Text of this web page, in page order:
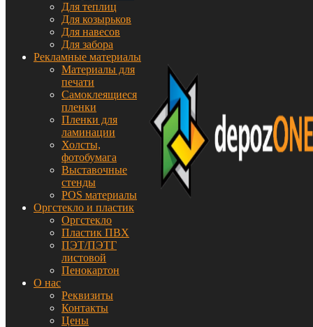
Для теплиц
Для козырьков
Для навесов
Для забора
Рекламные материалы
Материалы для
печати
Самоклеящиеся
пленки
Пленки для
ламинации
Холсты,
фотобумага
Выставочные
стенды
POS материалы
Оргстекло и пластик
Оргстекло
Пластик ПВХ
ПЭТ/ПЭТГ
листовой
Пенокартон
О нас
Реквизиты
Контакты
Цены